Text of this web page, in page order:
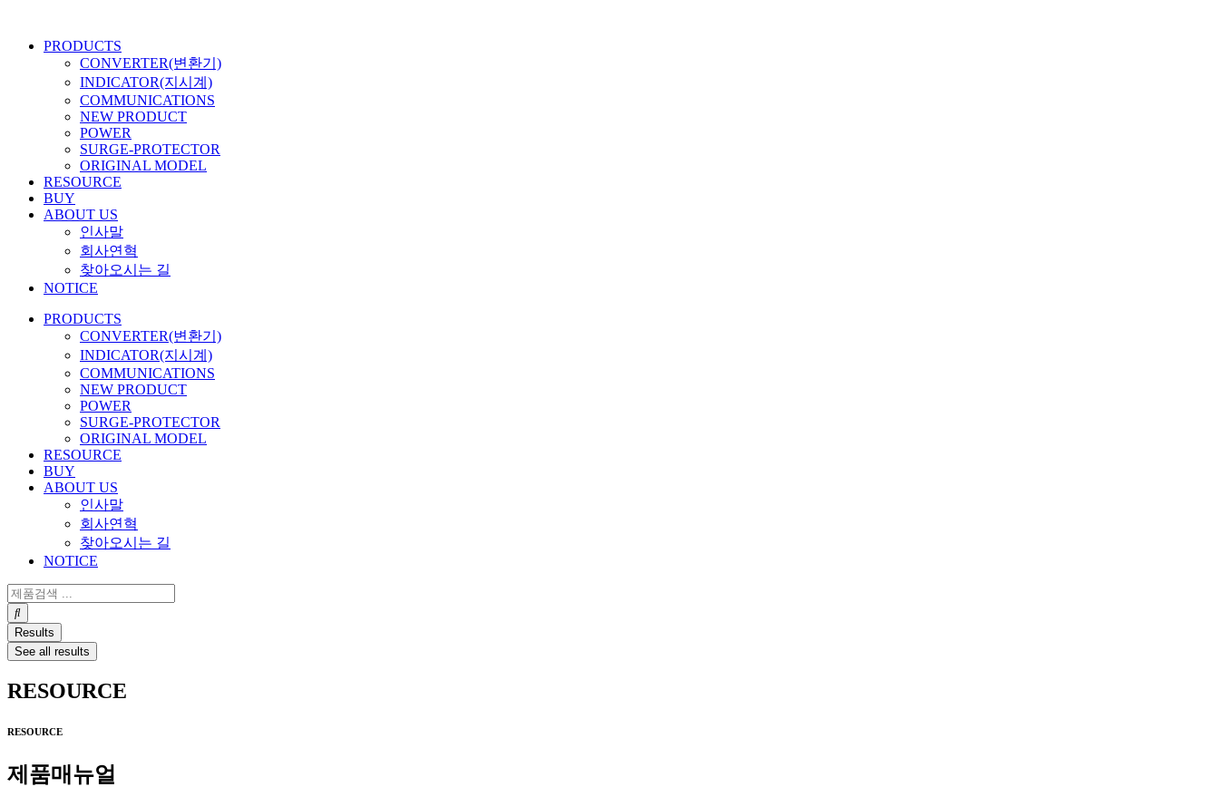
PRODUCTS
CONVERTER(변환기)
INDICATOR(지시계)
COMMUNICATIONS
NEW PRODUCT
POWER
SURGE-PROTECTOR
ORIGINAL MODEL
RESOURCE
BUY
ABOUT US
인사말
회사연혁
찾아오시는 길
NOTICE
PRODUCTS
CONVERTER(변환기)
INDICATOR(지시계)
COMMUNICATIONS
NEW PRODUCT
POWER
SURGE-PROTECTOR
ORIGINAL MODEL
RESOURCE
BUY
ABOUT US
인사말
회사연혁
찾아오시는 길
NOTICE
Search
...
Results
See all results
RESOURCE
RESOURCE
제품매뉴얼